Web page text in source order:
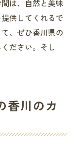
は、自然と美味
供してくれるで
、ぜひ香川県の
ださい。そし
香川のカ